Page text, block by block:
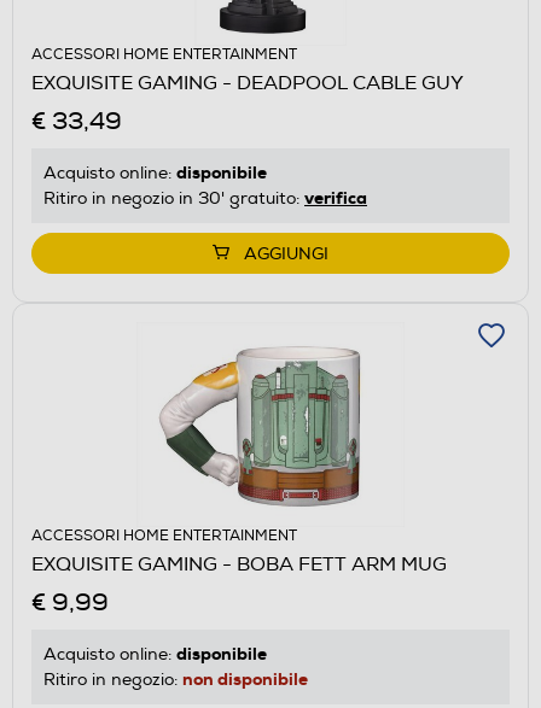
ACCESSORI HOME ENTERTAINMENT
EXQUISITE GAMING - DEADPOOL CABLE GUY
€ 33,49
Acquisto online: disponibile
Ritiro in negozio in 30' gratuito: verifica
AGGIUNGI
ACCESSORI HOME ENTERTAINMENT
EXQUISITE GAMING - BOBA FETT ARM MUG
€ 9,99
Acquisto online: disponibile
Ritiro in negozio: non disponibile